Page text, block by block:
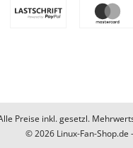
Preise inkl. gesetzl.
© 2026 Linux-Fan-Shop.de